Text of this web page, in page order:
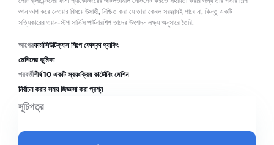
জ্ঞান ভাগ করে নেওয়ার বিষয়ে উত্সাহী, নিশ্চিত করা যে তারা কেবল সরঞ্জামই পাবে না, কিন্তু একটি
সত্যিকারের ওয়ান-স্টপ সার্ভিস পার্টনারশিপ তাদের উৎপাদন লক্ষ্য অনুসারে তৈরি.
আগেরফার্মাসিউটিক্যাল শিল্পে ফোস্কা প্যাকিং
মেশিনের ভূমিকা
পরবর্তীশীর্ষ 10 একটি স্বয়ংক্রিয় কার্টোনিং মেশিন
নির্বাচন করার সময় জিজ্ঞাসা করা প্রশ্ন
সূচিপত্র